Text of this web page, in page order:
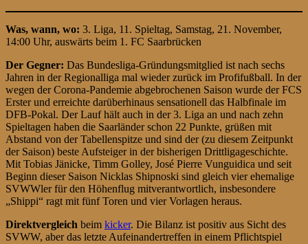
Was, wann, wo: 3. Liga, 11. Spieltag, Samstag, 21. November,
14:00 Uhr, auswärts beim 1. FC Saarbrücken
Der Gegner: Das Bundesliga-Gründungsmitglied ist nach sechs
Jahren in der Regionalliga mal wieder zurück im Profifußball. In der
wegen der Corona-Pandemie abgebrochenen Saison wurde der FCS
Erster und erreichte darüberhinaus sensationell das Halbfinale im
DFB-Pokal. Der Lauf hält auch in der 3. Liga an und nach zehn
Spieltagen haben die Saarländer schon 22 Punkte, grüßen mit
Abstand von der Tabellenspitze und sind der (zu diesem Zeitpunkt
der Saison) beste Aufsteiger in der bisherigen Drittligageschichte.
Mit Tobias Jänicke, Timm Golley, José Pierre Vunguidica und seit
Beginn dieser Saison Nicklas Shipnoski sind gleich vier ehemalige
SVWWler für den Höhenflug mitverantwortlich, insbesondere
„Shippi“ ragt mit fünf Toren und vier Vorlagen heraus.
Direktvergleich beim kicker. Die Bilanz ist positiv aus Sicht des
SVWW, aber das letzte Aufeinandertreffen in einem Pflichtspiel